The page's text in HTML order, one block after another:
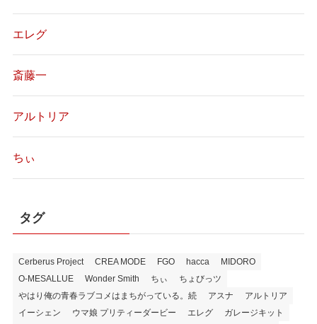
エレグ
斎藤一
アルトリア
ちぃ
タグ
Cerberus Project CREA MODE FGO hacca
MIDORO
O-MESALLUE
Wonder Smith ちぃ
ちょびっツ
やはり俺の青春ラブコメはまちがっている。続
アスナ
アルトリア
イーシェン
ウマ娘 プリティーダービー エレグ
ガレージキット